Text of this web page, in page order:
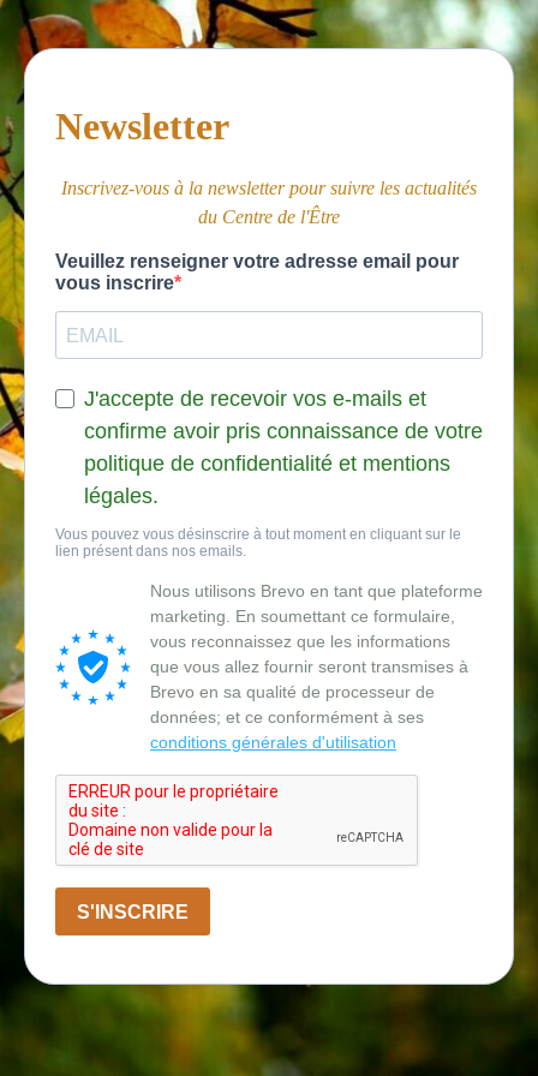
Newsletter
Inscrivez-vous à la newsletter pour suivre les actualités
du Centre de l'Être
Veuillez renseigner votre adresse email pour
vous inscrire
J'accepte de recevoir vos e-mails et
confirme avoir pris connaissance de votre
politique de confidentialité et mentions
légales.
Vous pouvez vous désinscrire à tout moment en cliquant sur le
lien présent dans nos emails.
Nous utilisons Brevo en tant que plateforme
marketing. En soumettant ce formulaire,
vous reconnaissez que les informations
que vous allez fournir seront transmises à
Brevo en sa qualité de processeur de
données; et ce conformément à ses
conditions générales d'utilisation
S'INSCRIRE